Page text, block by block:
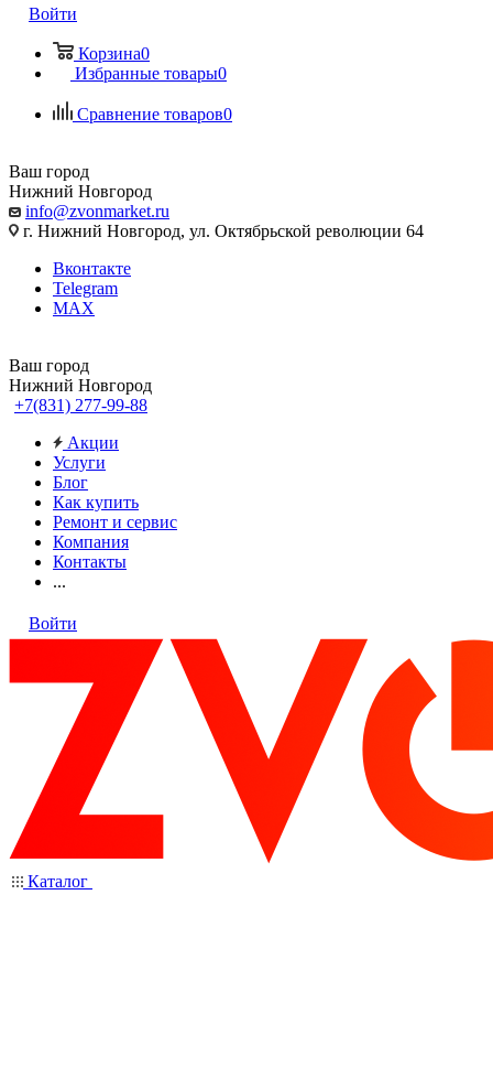
Войти
Корзина0
Избранные товары0
Сравнение товаров0
Ваш город
Нижний Новгород
info@zvonmarket.ru
г. Нижний Новгород, ул. Октябрьской революции 64
Вконтакте
Telegram
MAX
Ваш город
Нижний Новгород
+7(831) 277-99-88
Акции
Услуги
Блог
Как купить
Ремонт и сервис
Компания
Контакты
...
Войти
Каталог